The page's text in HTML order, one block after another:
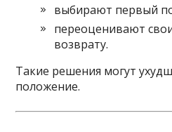
выбирают первый
переоценивают
возврату.
Такие решения могут
положение.